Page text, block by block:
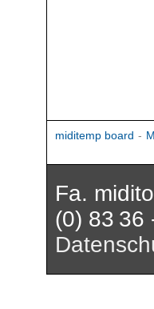
miditemp board -
Fa.
(0) 83 36